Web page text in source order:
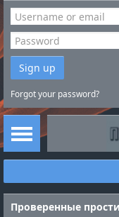
Sign up
Forgot your password?
Проверенные